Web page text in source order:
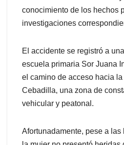
conocimiento de los hechos
investigaciones
El accidente se registró a
escuela primaria Sor Juana
el camino de acceso hacia
Cebadilla, una zona de
vehicular y peatonal.
Afortunadamente, pese a las